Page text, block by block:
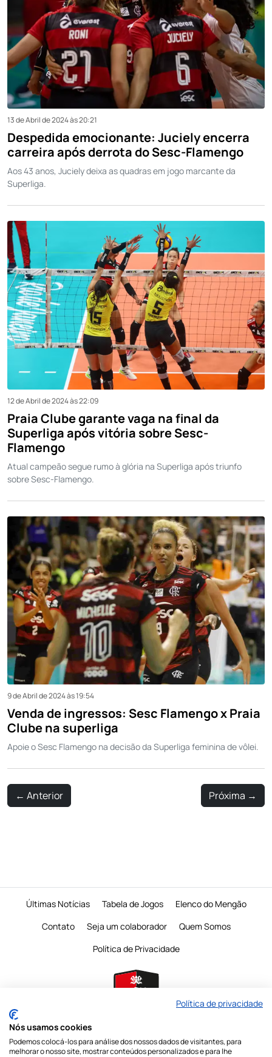
13 de Abril de 2024 às 20:21
Despedida emocionante: Juciely encerra
carreira após derrota do Sesc-Flamengo
Aos 43 anos, Juciely deixa as quadras em jogo marcante da
Superliga.
12 de Abril de 2024 às 22:09
Praia Clube garante vaga na final da
Superliga após vitória sobre Sesc-
Flamengo
Atual campeão segue rumo à glória na Superliga após triunfo
sobre Sesc-Flamengo.
9 de Abril de 2024 às 19:54
Venda de ingressos: Sesc Flamengo x Praia
Clube na superliga
Apoie o Sesc Flamengo na decisão da Superliga feminina de vôlei.
← Anterior Próxima →
Últimas Notícias Tabela de Jogos
Elenco do Mengão
Contato
Seja um colaborador
Quem Somos
Política de Privacidade
É proibido a reprodução do conteudo desta página em qualquer meio de
Política de privacidade
Nós usamos cookies
Podemos colocá-los para análise dos nossos dados de visitantes, para
melhorar o nosso site, mostrar conteúdos personalizados e para lhe